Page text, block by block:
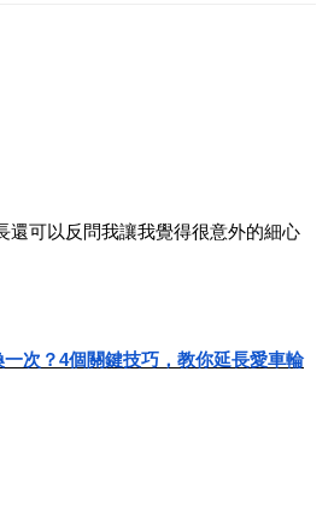
還可以反問我讓我覺得很意外的細心
次？4個關鍵技巧，教你延長愛車輪